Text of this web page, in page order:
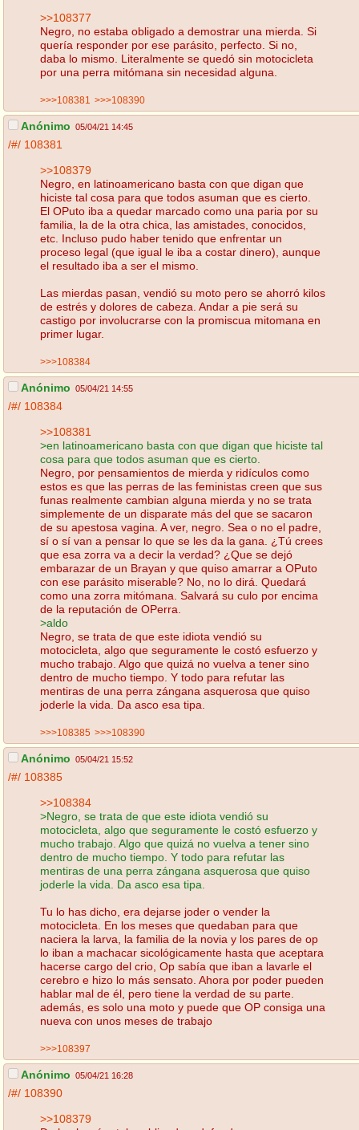
>>108377
Negro, no estaba obligado a demostrar una mierda. Si
quería responder por ese parásito, perfecto. Si no,
daba lo mismo. Literalmente se quedó sin motocicleta
por una perra mitómana sin necesidad alguna.
>>>108381 >>>108390
Anónimo 05/04/21 14:45
/#/ 108381
>>108379
Negro, en latinoamericano basta con que digan que
hiciste tal cosa para que todos asuman que es cierto.
El OPuto iba a quedar marcado como una paria por su
familia, la de la otra chica, las amistades, conocidos,
etc. Incluso pudo haber tenido que enfrentar un
proceso legal (que igual le iba a costar dinero), aunque
el resultado iba a ser el mismo.
Las mierdas pasan, vendió su moto pero se ahorró kilos
de estrés y dolores de cabeza. Andar a pie será su
castigo por involucrarse con la promiscua mitomana en
primer lugar.
>>>108384
Anónimo 05/04/21 14:55
/#/ 108384
>>108381
>en latinoamericano basta con que digan que hiciste tal
cosa para que todos asuman que es cierto.
Negro, por pensamientos de mierda y ridículos como
estos es que las perras de las feministas creen que sus
funas realmente cambian alguna mierda y no se trata
simplemente de un disparate más del que se sacaron
de su apestosa vagina. A ver, negro. Sea o no el padre,
sí o sí van a pensar lo que se les da la gana. ¿Tú crees
que esa zorra va a decir la verdad? ¿Que se dejó
embarazar de un Brayan y que quiso amarrar a OPuto
con ese parásito miserable? No, no lo dirá. Quedará
como una zorra mitómana. Salvará su culo por encima
de la reputación de OPerra.
>aldo
Negro, se trata de que este idiota vendió su
motocicleta, algo que seguramente le costó esfuerzo y
mucho trabajo. Algo que quizá no vuelva a tener sino
dentro de mucho tiempo. Y todo para refutar las
mentiras de una perra zángana asquerosa que quiso
joderle la vida. Da asco esa tipa.
>>>108385 >>>108390
Anónimo 05/04/21 15:52
/#/ 108385
>>108384
>Negro, se trata de que este idiota vendió su
motocicleta, algo que seguramente le costó esfuerzo y
mucho trabajo. Algo que quizá no vuelva a tener sino
dentro de mucho tiempo. Y todo para refutar las
mentiras de una perra zángana asquerosa que quiso
joderle la vida. Da asco esa tipa.
Tu lo has dicho, era dejarse joder o vender la
motocicleta. En los meses que quedaban para que
naciera la larva, la familia de la novia y los pares de op
lo iban a machacar sicológicamente hasta que aceptara
hacerse cargo del crio, Op sabía que iban a lavarle el
cerebro e hizo lo más sensato. Ahora por poder pueden
hablar mal de él, pero tiene la verdad de su parte.
además, es solo una moto y puede que OP consiga una
nueva con unos meses de trabajo
>>>108397
Anónimo 05/04/21 16:28
/#/ 108390
>>108379